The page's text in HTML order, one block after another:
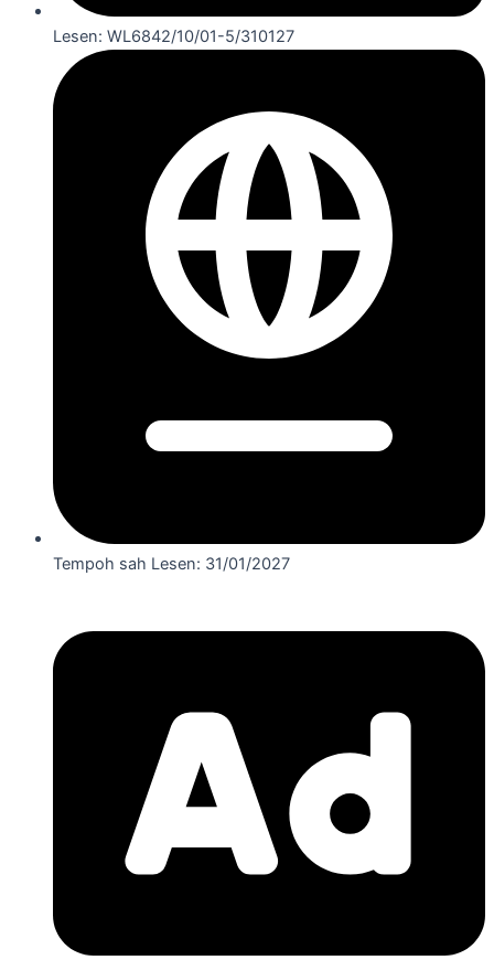
Lesen: WL6842/10/01-5/310127
Tempoh sah Lesen: 31/01/2027